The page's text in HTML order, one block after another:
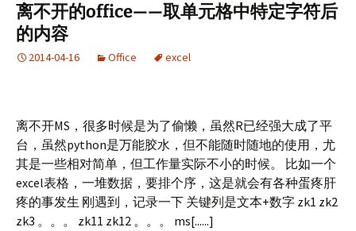
离不开的office——取单元格中特定字符后
的内容
2014-04-16 Office excel
离不开MS，很多时候是为了偷懒，虽然R已经强大成了平
台，虽然python是万能胶水，但不能随时随地的使用，尤
其是一些相对简单，但工作量实际不小的时候。 比如一个
excel表格，一堆数据，要排个序，这是就会有各种蛋疼肝
疼的事发生 刚遇到，记录一下 关键列是文本+数字 zk1 zk2
zk3 。。。 zk11 zk12 。。。 ms[......]